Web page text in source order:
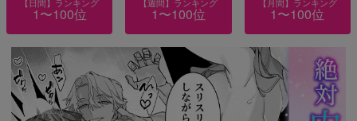
1〜100位 1〜100位 1〜100位